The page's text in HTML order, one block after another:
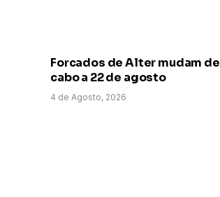
Forcados de Alter mudam de
cabo a 22 de agosto
4 de Agosto, 2026